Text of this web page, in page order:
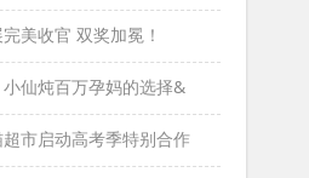
美收官 双奖加冕！
仙炖百万孕妈的选择&
市启动高考季特别合作